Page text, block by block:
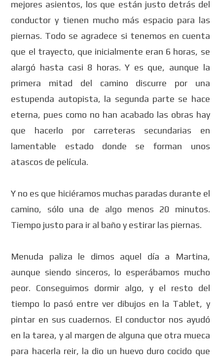
mejores asientos, los que están justo detrás del
conductor y tienen mucho más espacio para las
piernas. Todo se agradece si tenemos en cuenta
que el trayecto, que inicialmente eran 6 horas, se
alargó hasta casi 8 horas. Y es que, aunque la
primera mitad del camino discurre por una
estupenda autopista, la segunda parte se hace
eterna, pues como no han acabado las obras hay
que hacerlo por carreteras secundarias en
lamentable estado donde se forman unos
atascos de película.
Y no es que hiciéramos muchas paradas durante el
camino, sólo una de algo menos 20 minutos.
Tiempo justo para ir al baño y estirar las piernas.
Menuda paliza le dimos aquel día a Martina,
aunque siendo sinceros, lo esperábamos mucho
peor. Conseguimos dormir algo, y el resto del
tiempo lo pasó entre ver dibujos en la Tablet, y
pintar en sus cuadernos. El conductor nos ayudó
en la tarea, y al margen de alguna que otra mueca
para hacerla reir, la dio un huevo duro cocido que